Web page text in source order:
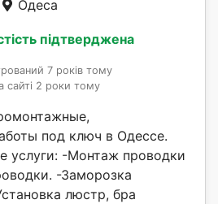
Одеса
підтверджена
7 років тому
сайті 2 роки тому
под ключ в Одессе.
услуги: -Монтаж проводки
-Заморозка
люстр, бра